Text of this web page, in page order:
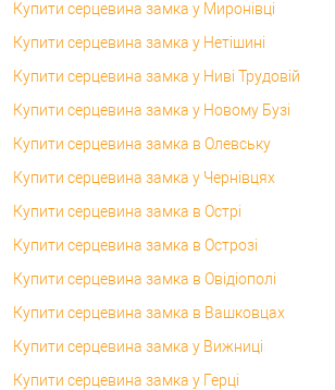
Купити серцевина замка у Миронівці
Купити серцевина замка у Нетішині
Купити серцевина замка у Ниві Трудовій
Купити серцевина замка у Новому Бузі
Купити серцевина замка в Олевську
Купити серцевина замка у Чернівцях
Купити серцевина замка в Острі
Купити серцевина замка в Острозі
Купити серцевина замка в Овідіополі
Купити серцевина замка в Вашковцах
Купити серцевина замка у Вижниці
Купити серцевина замка у Герці